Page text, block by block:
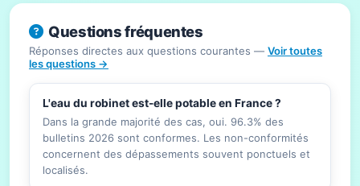
Questions fréquentes
Réponses directes aux questions courantes — Voir toutes
les questions →
L'eau du robinet est-elle potable en France ?
Dans la grande majorité des cas, oui. 96.3% des
bulletins 2026 sont conformes. Les non-conformités
concernent des dépassements souvent ponctuels et
localisés.